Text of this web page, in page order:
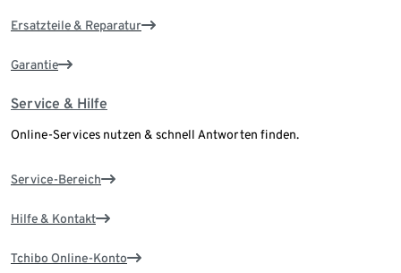
Ersatzteile & Reparatur
Garantie
Service & Hilfe
Online-Services nutzen & schnell Antworten finden.
Service-Bereich
Hilfe & Kontakt
Tchibo Online-Konto